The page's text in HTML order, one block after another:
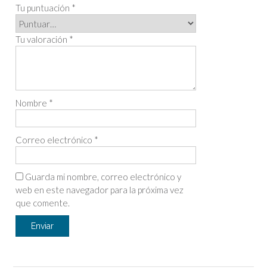
Tu puntuación *
Tu valoración *
Nombre *
Correo electrónico *
Guarda mi nombre, correo electrónico y
web en este navegador para la próxima vez
que comente.